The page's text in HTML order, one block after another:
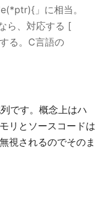
」に相当。
ら、対応する [
る。C言語の
です。概念上はハ
リとソースコードは
視されるのでそのま